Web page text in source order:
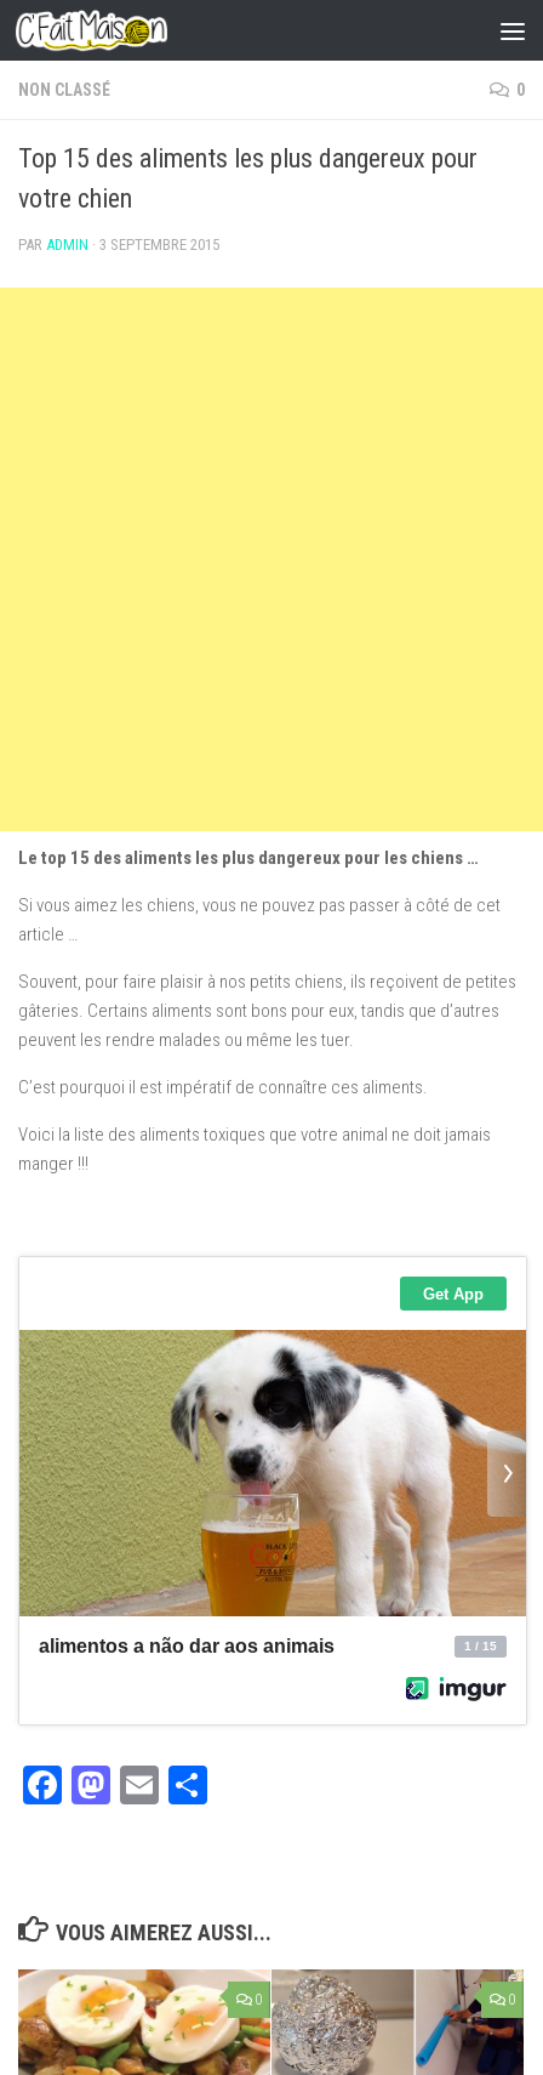
Skip to content
NON CLASSÉ 0
Top 15 des aliments les plus dangereux pour
votre chien
PAR ADMIN · 3 SEPTEMBRE 2015
Le top 15 des aliments les plus dangereux pour les chiens …
Si vous aimez les chiens, vous ne pouvez pas passer à côté de cet
article …
Souvent, pour faire plaisir à nos petits chiens, ils reçoivent de petites
gâteries. Certains aliments sont bons pour eux, tandis que d’autres
peuvent les rendre malades ou même les tuer.
C’est pourquoi il est impératif de connaître ces aliments.
Voici la liste des aliments toxiques que votre animal ne doit jamais
manger !!!
Facebook
Mastodon
Email
VOUS AIMEREZ AUSSI...
0 0